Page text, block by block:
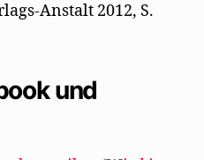
Anstalt 2012, S.
und